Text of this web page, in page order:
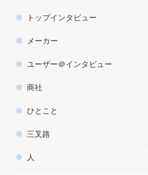
トップインタビュー
メーカー
ユーザー＠インタビュー
商社
ひとこと
三叉路
人